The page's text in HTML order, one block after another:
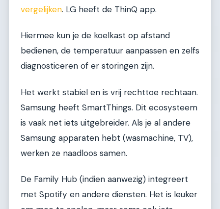
vergelijken. LG heeft de ThinQ app.
Hiermee kun je de koelkast op afstand
bedienen, de temperatuur aanpassen en zelfs
diagnosticeren of er storingen zijn.
Het werkt stabiel en is vrij rechttoe rechtaan.
Samsung heeft SmartThings. Dit ecosysteem
is vaak net iets uitgebreider. Als je al andere
Samsung apparaten hebt (wasmachine, TV),
werken ze naadloos samen.
De Family Hub (indien aanwezig) integreert
met Spotify en andere diensten. Het is leuker